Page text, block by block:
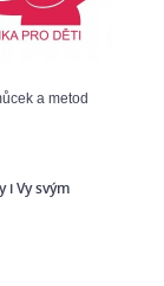
a metod
i Vy svým